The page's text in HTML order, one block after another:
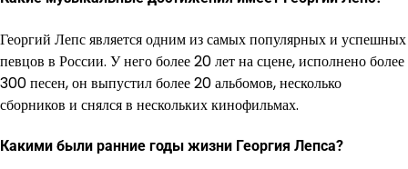
Георгий Лепс является одним из самых популярных и успешных
певцов в России. У него более 20 лет на сцене, исполнено более
300 песен, он выпустил более 20 альбомов, несколько
сборников и снялся в нескольких кинофильмах.
Какими были ранние годы жизни Георгия Лепса?